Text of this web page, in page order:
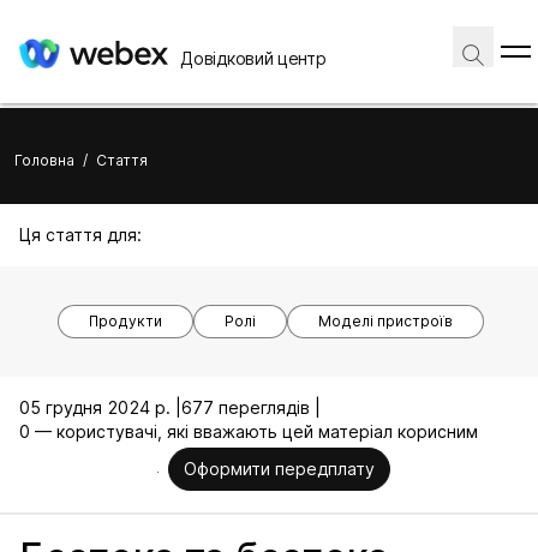
Довідковий центр
Головна / Стаття
Ця стаття для:
Продукти Ролі Моделі пристроїв
05 грудня 2024 р. | 677 переглядів |
0 — користувачі, які вважають цей матеріал корисним
Оформити передплату